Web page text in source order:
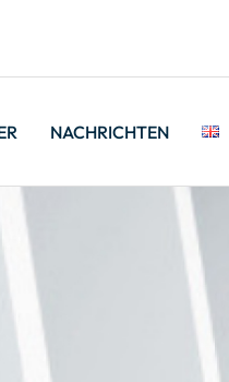
NACHRICHTEN